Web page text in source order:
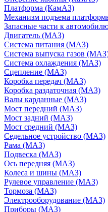
Платформа (КамАЗ)
Механизм подъема
Запасные части к
Двигатель (МАЗ)
Система питания (МАЗ)
Система выпуска газов
Система охлаждения (МАЗ)
Сцепление (МАЗ)
Коробка передач (МАЗ)
Коробка раздаточная (МАЗ)
Валы карданные (МАЗ)
Мост передний (МАЗ)
Мост задний (МАЗ)
Мост средний (МАЗ)
Седельное устройство (МАЗ)
Рама (МАЗ)
Подвеска (МАЗ)
Ось передняя (МАЗ)
Колеса и шины (МАЗ)
Рулевое управление (МАЗ)
Тормоза (МАЗ)
Электрооборудование (МАЗ)
Приборы (МАЗ)